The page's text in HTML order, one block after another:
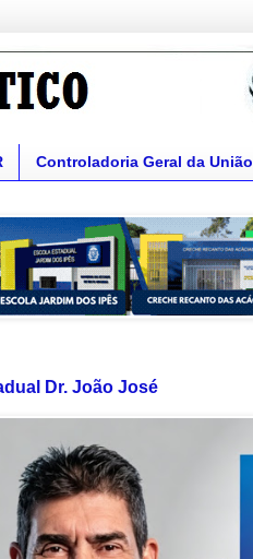
Controladoria Geral da União
Dr. João José